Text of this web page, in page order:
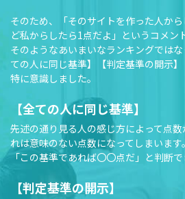
そのため、「そのサイトを作った人か
ど私からしたら1点だよ」というコメン
そのようなあいまいなランキングでは
ての人に同じ基準】【判定基準の開示
特に意識しました。
【全ての人に同じ基準】
先述の通り見る人の感じ方によって点
れは意味のない点数になってしまいま
「この基準であれば〇〇点だ」と判断で
【判定基準の開示】